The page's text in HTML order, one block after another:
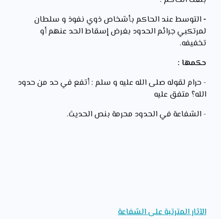
- التوسط عند الحاكم بأشخاص ذوي نفوذ و سلطان
لمرتكبي جرائم الحدود بغرض إسقاط الحد عنهم أو
تخفيفه.
حكمها :
- حرام لقوله صلى الله عليه و سلم : أتفع في حد من حدود
الله؟ متفق عليه
- الشفاعة في الحدود محرمة بنص الحديث.
الآثار المترتبة على الشفاعة